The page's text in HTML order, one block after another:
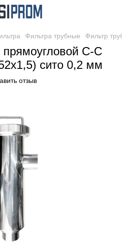
Фильтра трубные Фильтр
С-С
сито 0,2 мм
отзыв